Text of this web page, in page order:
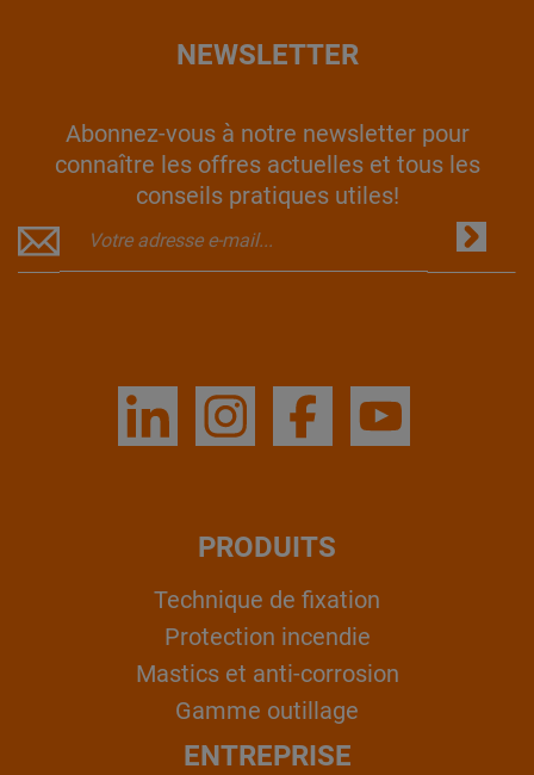
NEWSLETTER
Abonnez-vous à notre newsletter pour
connaître les offres actuelles et tous les
conseils pratiques utiles!
PRODUITS
Technique de fixation
Protection incendie
Mastics et anti-corrosion
Gamme outillage
ENTREPRISE